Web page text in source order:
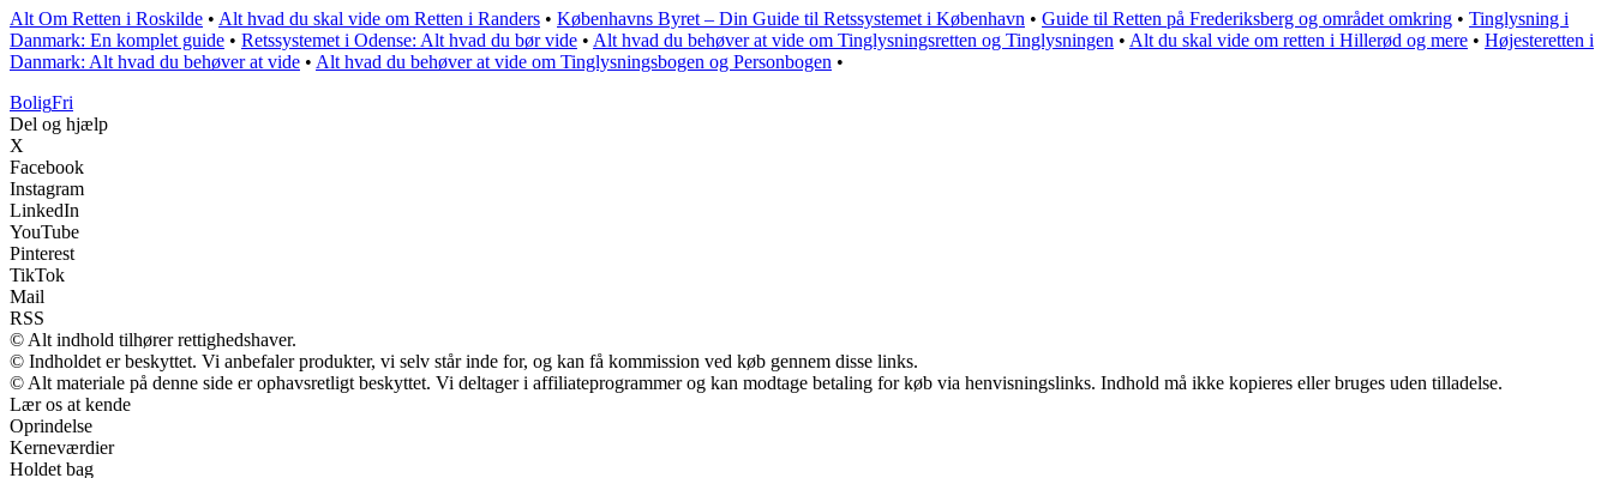
Alt Om Retten i Roskilde • Alt hvad du skal vide om Retten i Randers • Københavns Byret – Din Guide til Retssystemet i København • Guide til Retten på Frederiksberg og området omkring • Tinglysning i
Danmark: En komplet guide • Retssystemet i Odense: Alt hvad du bør vide • Alt hvad du behøver at vide om Tinglysningsretten og Tinglysningen • Alt du skal vide om retten i Hillerød og mere • Højesteretten i
Danmark: Alt hvad du behøver at vide • Alt hvad du behøver at vide om Tinglysningsbogen og Personbogen •
BoligFri
Del og hjælp
X
Facebook
Instagram
LinkedIn
YouTube
Pinterest
TikTok
Mail
RSS
© Alt indhold tilhører rettighedshaver.
© Indholdet er beskyttet. Vi anbefaler produkter, vi selv står inde for, og kan få kommission ved køb gennem disse links.
© Alt materiale på denne side er ophavsretligt beskyttet. Vi deltager i affiliateprogrammer og kan modtage betaling for køb via henvisningslinks. Indhold må ikke kopieres eller bruges uden tilladelse.
Lær os at kende
Oprindelse
Kerneværdier
Holdet bag